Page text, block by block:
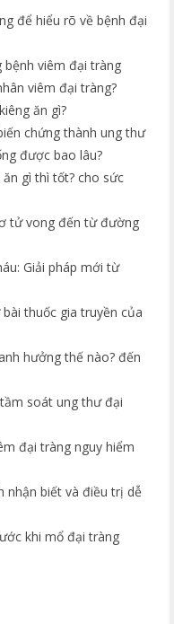
để hiểu rõ về bệnh đại
viêm đại tràng
viêm đại tràng?
ăn gì?
chứng thành ung thư
được bao lâu?
gì thì tốt? cho sức
tử vong đến từ đường
Giải pháp mới từ
thuốc gia truyền của
hưởng thế nào? đến
soát ung thư đại
đại tràng nguy hiểm
nhận biết và điều trị dễ
khi mổ đại tràng